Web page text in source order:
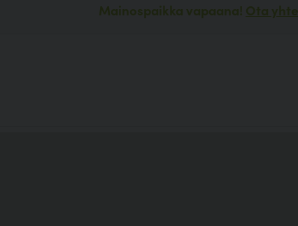
Mainospaikka vapaana! Ota